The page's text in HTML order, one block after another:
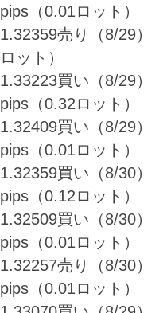
pips（0.01ロット）
1.32359売り（8/29
ロット）
1.33223買い（8/29
pips（0.32ロット）
1.32409買い（8/29
pips（0.01ロット）
1.32359買い（8/30
pips（0.12ロット）
1.32509買い（8/30
pips（0.01ロット）
1.32257売り（8/30
pips（0.01ロット）